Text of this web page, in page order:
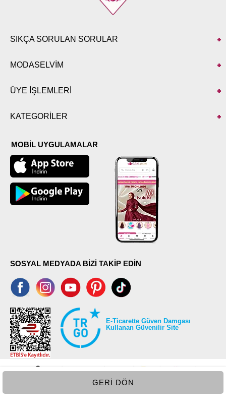
GERI DÖN
SIKÇA SORULAN SORULAR
MODASELVİM
ÜYE İŞLEMLERİ
KATEGORİLER
MOBİL UYGULAMALAR
SOSYAL MEDYADA BİZİ TAKİP EDİN
E-Ticarette Güven Damgası
Kullanan Güvenilir Site